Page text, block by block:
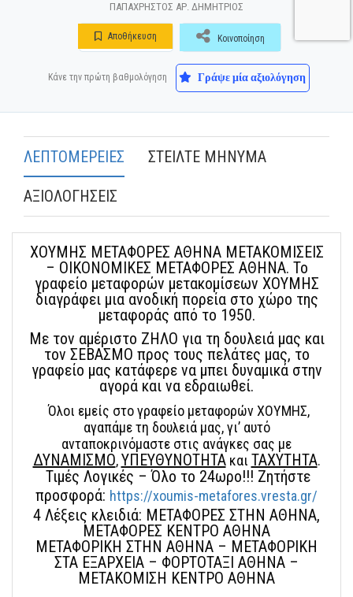
ΠΑΠΑΧΡΗΣΤΟΣ ΑΡ. ΔΗΜΗΤΡΙΟΣ
Αποθήκευση Κοινοποίηση
Κάνε την πρώτη βαθμολόγηση Γράψε μία αξιολόγηση
ΛΕΠΤΟΜΕΡΕΙΕΣ ΣΤΕΙΛΤΕ ΜΗΝΥΜΑ
ΑΞΙΟΛΟΓΗΣΕΙΣ
ΧΟΥΜΗΣ ΜΕΤΑΦΟΡΕΣ ΑΘΗΝΑ ΜΕΤΑΚΟΜΙΣΕΙΣ
– ΟΙΚΟΝΟΜΙΚΕΣ ΜΕΤΑΦΟΡΕΣ ΑΘΗΝΑ. Το
γραφείο μεταφορών μετακομίσεων ΧΟΥΜΗΣ
διαγράφει μια ανοδική πορεία στο χώρο της
μεταφοράς από το 1950.
Με τον αμέριστο ΖΗΛΟ για τη δουλειά μας και
τον ΣΕΒΑΣΜΟ προς τους πελάτες μας, το
γραφείο μας κατάφερε να μπει δυναμικά στην
αγορά και να εδραιωθεί.
Όλοι εμείς στο γραφείο μεταφορών ΧΟΥΜΗΣ,
αγαπάμε τη δουλειά μας, γι’ αυτό
ανταποκρινόμαστε στις ανάγκες σας με
ΔΥΝΑΜΙΣΜΟ,ΥΠΕΥΘΥΝΟΤΗΤΑκαι ΤΑΧΥΤΗΤΑ.
Τιμές Λογικές – Όλο το 24ωρο!!! Ζητήστε
προσφορά: https://xoumis-metafores.vresta.gr/
4 Λέξεις κλειδιά: ΜΕΤΑΦΟΡΕΣ ΣΤΗΝ ΑΘΗΝΑ,
ΜΕΤΑΦΟΡΕΣ ΚΕΝΤΡΟ ΑΘΗΝΑ
ΜΕΤΑΦΟΡΙΚΗ ΣΤΗΝ ΑΘΗΝΑ – ΜΕΤΑΦΟΡΙΚΗ
ΣΤΑ ΕΞΑΡΧΕΙΑ – ΦΟΡΤΟΤΑΞΙ ΑΘΗΝΑ –
ΜΕΤΑΚΟΜΙΣΗ ΚΕΝΤΡΟ ΑΘΗΝΑ